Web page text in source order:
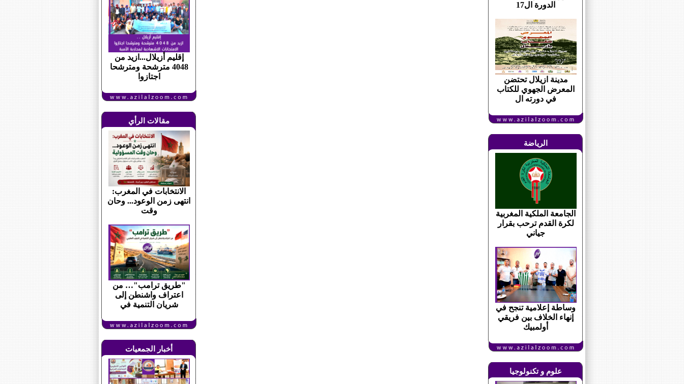
إقليم أزيلال...ازيد من
4048 مترشحة ومترشحا
اجتازوا
مقالات الرأي
الانتخابات في المغرب:
انتهى زمن الوعود... وحان
وقت
"طريق ترامب"… من
اعتراف واشنطن إلى
شريان التنمية في
أخبار الجمعيات
الدورة ال17
مدينة ازيلال تحتضن
المعرض الجهوي للكتاب
في دورته ال
الرياضة
الجامعة الملكية المغربية
لكرة القدم ترحب بقرار
جياني
وساطة إعلامية تنجح في
إنهاء الخلاف بين فريقي
أولمبيك
علوم و تكنولوجيا